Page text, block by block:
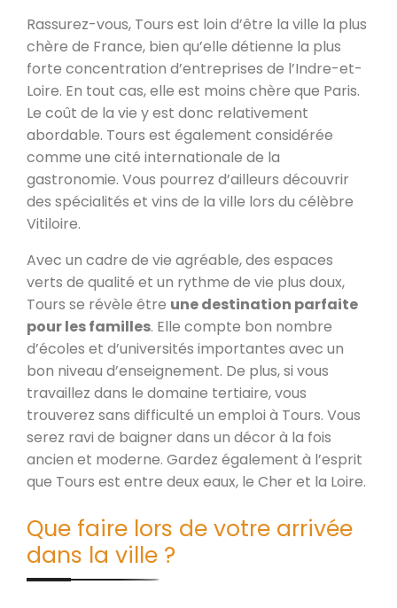
Rassurez-vous, Tours est loin d’être la ville la plus
chère de France, bien qu’elle détienne la plus
forte concentration d’entreprises de l’Indre-et-
Loire. En tout cas, elle est moins chère que Paris.
Le coût de la vie y est donc relativement
abordable. Tours est également considérée
comme une cité internationale de la
gastronomie. Vous pourrez d’ailleurs découvrir
des spécialités et vins de la ville lors du célèbre
Vitiloire.
Avec un cadre de vie agréable, des espaces
verts de qualité et un rythme de vie plus doux,
Tours se révèle être une destination parfaite
pour les familles. Elle compte bon nombre
d’écoles et d’universités importantes avec un
bon niveau d’enseignement. De plus, si vous
travaillez dans le domaine tertiaire, vous
trouverez sans difficulté un emploi à Tours. Vous
serez ravi de baigner dans un décor à la fois
ancien et moderne. Gardez également à l’esprit
que Tours est entre deux eaux, le Cher et la Loire.
Que faire lors de votre arrivée
dans la ville ?